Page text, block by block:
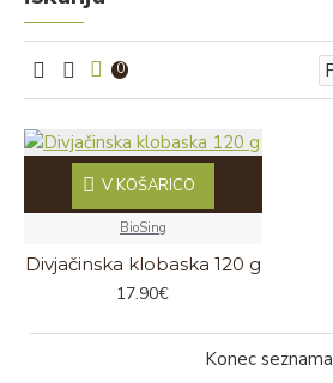
0
BioSing
Divjačinska klobaska 120 g
17.90€
V KOŠARICO
Konec seznama